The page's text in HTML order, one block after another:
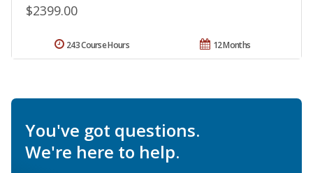
$2399.00
12 Months
243 Course Hours
You've got questions.
We're here to help.